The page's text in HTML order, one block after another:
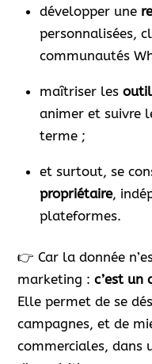
développer une
personnalisées,
communautés
maîtriser les
animer et suivre
terme ;
et surtout, se
propriétaire,
plateformes.
👉 Car la donnée
marketing :c’est un
Elle permet de se
campagnes, et de
commerciales, dans